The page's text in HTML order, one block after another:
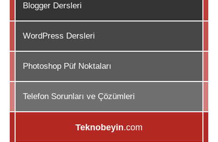
Blogger Dersleri
WordPress Dersleri
Photoshop Püf Noktaları
Telefon Sorunları ve Çözümleri
Teknobeyin.com